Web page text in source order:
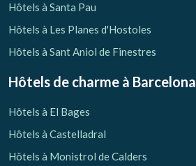
Hôtels à Santa Pau
Hôtels à Les Planes d'Hostoles
Hôtels à Sant Aniol de Finestres
Hôtels de charme à Barcelona
Hôtels à El Bages
Hôtels à Castelladral
Hôtels à Monistrol de Calders